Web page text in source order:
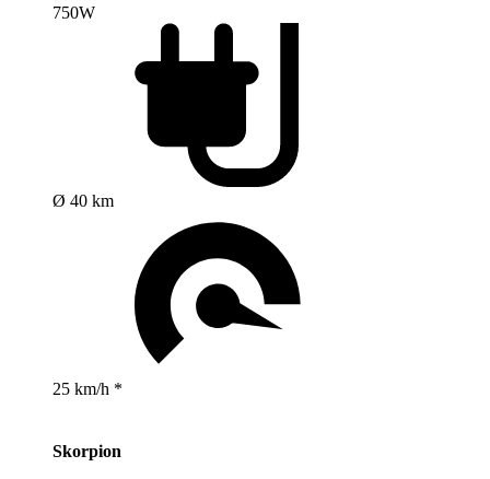
750W
Ø 40 km
25 km/h *
Skorpion